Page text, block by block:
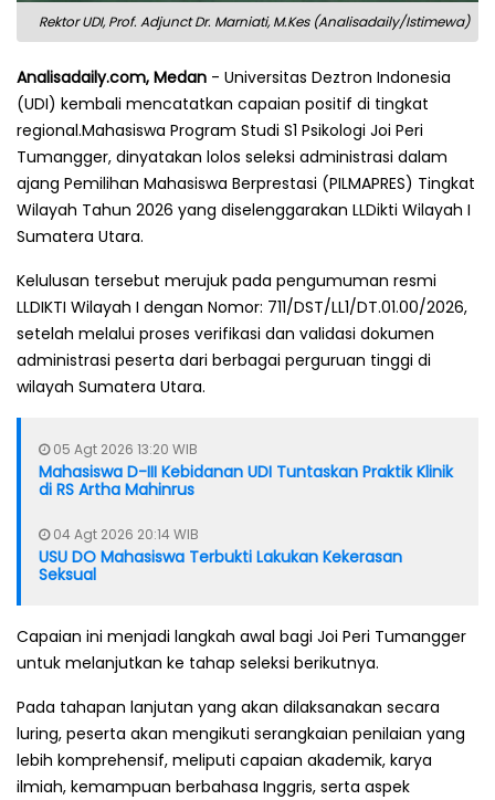
Rektor UDI, Prof. Adjunct Dr. Marniati, M.Kes (Analisadaily/Istimewa)
Analisadaily.com, Medan - Universitas Deztron Indonesia
(UDI) kembali mencatatkan capaian positif di tingkat
regional.Mahasiswa Program Studi S1 Psikologi Joi Peri
Tumangger, dinyatakan lolos seleksi administrasi dalam
ajang Pemilihan Mahasiswa Berprestasi (PILMAPRES) Tingkat
Wilayah Tahun 2026 yang diselenggarakan LLDikti Wilayah I
Sumatera Utara.
Kelulusan tersebut merujuk pada pengumuman resmi
LLDIKTI Wilayah I dengan Nomor: 711/DST/LL1/DT.01.00/2026,
setelah melalui proses verifikasi dan validasi dokumen
administrasi peserta dari berbagai perguruan tinggi di
wilayah Sumatera Utara.
05 Agt 2026 13:20 WIB
Mahasiswa D-III Kebidanan UDI Tuntaskan Praktik Klinik
di RS Artha Mahinrus
04 Agt 2026 20:14 WIB
USU DO Mahasiswa Terbukti Lakukan Kekerasan
Seksual
Capaian ini menjadi langkah awal bagi Joi Peri Tumangger
untuk melanjutkan ke tahap seleksi berikutnya.
Pada tahapan lanjutan yang akan dilaksanakan secara
luring, peserta akan mengikuti serangkaian penilaian yang
lebih komprehensif, meliputi capaian akademik, karya
ilmiah, kemampuan berbahasa Inggris, serta aspek